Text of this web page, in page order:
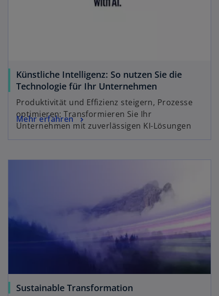
Künstliche Intelligenz: So nutzen Sie die
Technologie für Ihr Unternehmen
Produktivität und Effizienz steigern, Prozesse
optimieren: Transformieren Sie Ihr
Unternehmen mit zuverlässigen KI-Lösungen
Mehr erfahren
Sustainable Transformation